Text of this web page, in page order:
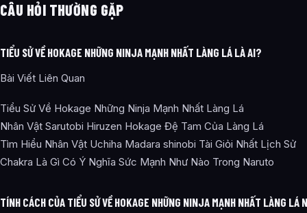
CÂU HỎI THƯỜNG GẶP
TIỂU SỬ VỀ HOKAGE NHỮNG NINJA MẠNH NHẤT LÀNG LÁ LÀ AI?
Bài Viết Liên Quan
Tiểu Sử Về Hokage Những Ninja Mạnh Nhất Làng Lá
Nhân Vật Sarutobi Hiruzen Hokage Đệ Tam Của Làng Lá
Tìm Hiểu Nhân Vật Uchiha Madara shinobi Tài Giỏi Nhất Lịch Sử
Chakra Là Gì Có Ý Nghĩa Sức Mạnh Như Nào Trong Naruto
TÍNH CÁCH CỦA TIỂU SỬ VỀ HOKAGE NHỮNG NINJA MẠNH NHẤT LÀNG LÁ